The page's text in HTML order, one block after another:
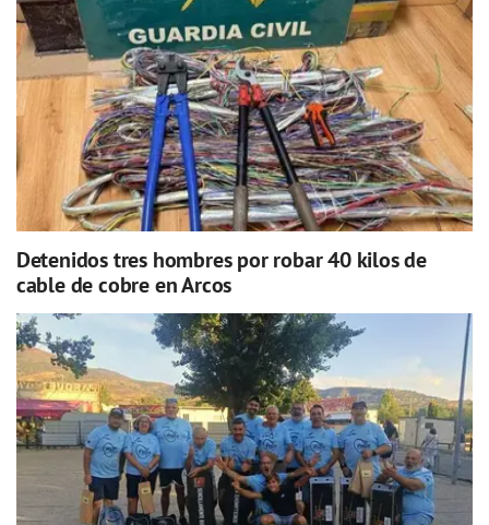
Detenidos tres hombres por robar 40 kilos de
cable de cobre en Arcos